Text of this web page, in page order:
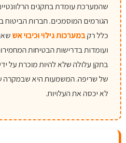
שהמערכת עומדת בתקנים
הגורמים המוסמכים. חברות הביטוח
כלל רקבמערכות גילוי וכיבוי אש
ועומדות בדרישות הבטיחות
בתקן עלולה שלא להיות מוכרת על
של שריפה. המשמעות היא שבמקרה
לא יכסה את העלויות.